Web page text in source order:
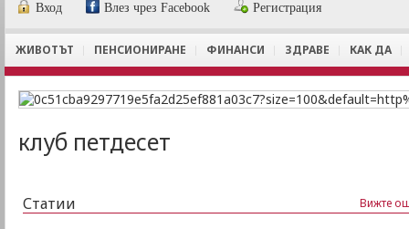
Вход Влез чрез Facebook Регистрация
ЖИВОТЪТ ПЕНСИОНИРАНЕ ФИНАНСИ ЗДРАВЕ КАК ДА
клуб петдесет
Статии Вижте